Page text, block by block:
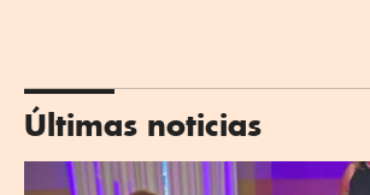
Últimas noticias